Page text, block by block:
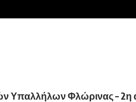
Υπαλλήλων Φλώρινας – 2η